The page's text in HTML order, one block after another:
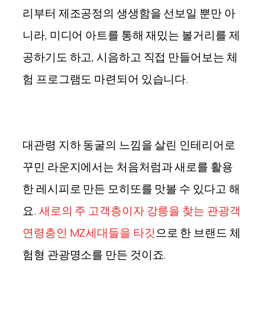
리부터 제조공정의 생생함을 선보일 뿐만 아
니라, 미디어 아트를 통해 재밌는 볼거리를 제
공하기도 하고, 시음하고 직접 만들어보는 체
험 프로그램도 마련되어 있습니다.
대관령 지하 동굴의 느낌을 살린 인테리어로
꾸민 라운지에서는 처음처럼과 새로를 활용
한 레시피로 만든 모히또를 맛볼 수 있다고 해
요.새로의 주 고객층이자 강릉을 찾는 관광객
연령층인 MZ세대들을 타깃으로 한 브랜드 체
험형 관광명소를 만든 것이죠.